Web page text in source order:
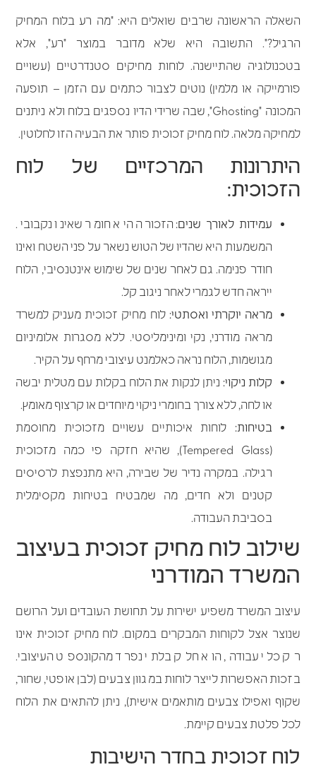
השאלה הראשונה שרבים שואלים היא: "מה רע בלוח המחיק
הרגיל?". התשובה היא שלא מדובר במוצר "רע", אלא
בטכנולוגיה שהתיישנה. לוחות מחיקים סטנדרטיים (עשויים
פורמייקה או מלמין) נוטים לצבור כתמים עם הזמן – תופעה
המכונה "Ghosting", שבה שרידי הדיו נספגים בלוח ולא ניתנים
למחיקה מלאה. לוח מחיק זכוכית פותר את הבעיה הזו לחלוטין.
היתרונות המרכזיים של לוח
הזכוכית:
עמידות לאורך שנים: הזכורה היא חומר שאינו נקבובי.
המשמעות היא שהדיו של הטוש נשאר על פני השטח ואינו
חודר פנימה. גם לאחר שנים של שימוש אינטנסיבי, הלוח
ייראה חדש לגמרי לאחר ניגוב קל.
מראה יוקרתי ואסתטי: לוח מחיק זכוכית מעניק למשרד
מראה מודרני, נקי ומינימליסטי. ללא מסגרות אלומיניום
מגושמות, הלוח נראה כאלמנט עיצובי מרחף על הקיר.
קלות ניקוי: ניתן לנקות את הלוח בקלות עם מטלית יבשה
או לחה, ללא צורך בחומרי ניקוי מיוחדים או קרצוף מאומץ.
בטיחות: לוחות איכותיים עשויים מזכוכית מחוסמת
(Tempered Glass), שהיא חזקה פי כמה מזכוכית
רגילה. במקרה נדיר של שבירה, היא מתנפצת לרסיסים
קטנים ולא חדים, מה שמבטיח בטיחות מקסימלית
בסביבת העבודה.
שילוב לוח מחיק זכוכית בעיצוב
המשרד המודרני
עיצוב המשרד משפיע ישירות על תחושת העובדים ועל הרושם
שנוצר אצל לקוחות המבקרים במקום. לוח מחיק זכוכית אינו
רק כלי עבודה, הוא חלק בלתי נפרד מהקונספט העיצובי.
בזכות האפשרות לייצר לוחות במגוון צבעים (לבן אופטי, שחור,
שקוף ואפילו צבעים מותאמים אישית), ניתן להתאים את הלוח
לכל פלטת צבעים קיימת.
לוח זכוכית בחדר הישיבות